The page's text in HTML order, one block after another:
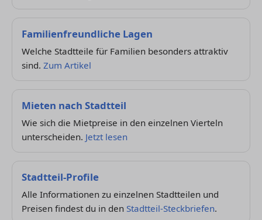
Familienfreundliche Lagen
Welche Stadtteile für Familien besonders attraktiv
sind. Zum Artikel
Mieten nach Stadtteil
Wie sich die Mietpreise in den einzelnen Vierteln
unterscheiden. Jetzt lesen
Stadtteil-Profile
Alle Informationen zu einzelnen Stadtteilen und
Preisen findest du in den Stadtteil-Steckbriefen.